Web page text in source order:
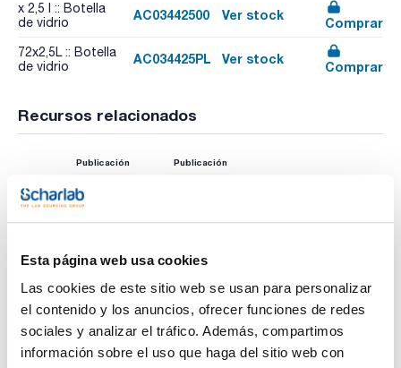
Esta página web usa cookies
Las cookies de este sitio web se usan para personalizar
el contenido y los anuncios, ofrecer funciones de redes
sociales y analizar el tráfico. Además, compartimos
información sobre el uso que haga del sitio web con
x 2,5 l :: Botella
de vidrio
AC03442500 Ver stock
Comprar
72x2,5L :: Botella
de vidrio
AC034425PL Ver stock
Comprar
Recursos relacionados
Publicación Publicación